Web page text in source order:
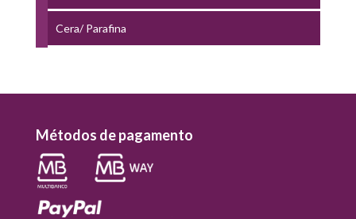
Cera/ Parafina
Métodos de pagamento